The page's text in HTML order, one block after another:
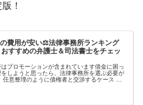
！
費用が安い⚖️法律事務所ランキング
おすすめの弁護士＆司法書士をチェッ
プロモーションが含まれています借金に困っ
しようと思ったら、法律事務所を選ぶ必要が
任意整理のように債権者と交渉するケース 自